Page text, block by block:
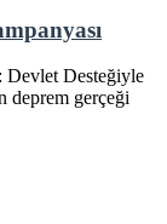
Devlet Desteğiyle
gerçeği